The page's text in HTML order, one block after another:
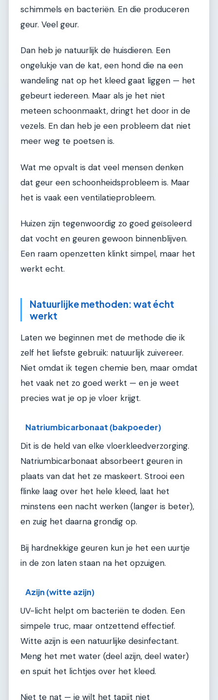
schimmels en bacteriën. En die produceren
geur. Veel geur.
Dan heb je natuurlijk de huisdieren. Een
ongelukje van de kat, een hond die na een
wandeling nat op het kleed gaat liggen — het
gebeurt iedereen. Maar als je het niet
meteen schoonmaakt, dringt het door in de
vezels. En dan heb je een probleem dat niet
meer weg te poetsen is.
Wat me opvalt is dat veel mensen denken
dat geur een schoonheidsprobleem is. Maar
het is vaak een ventilatieprobleem.
Huizen zijn tegenwoordig zo goed geïsoleerd
dat vocht en geuren gewoon binnenblijven.
Een raam openzetten klinkt simpel, maar het
werkt echt.
Natuurlijke methoden: wat écht
werkt
Laten we beginnen met de methode die ik
zelf het liefste gebruik: natuurlijk zuivereer.
Niet omdat ik tegen chemie ben, maar omdat
het vaak net zo goed werkt — en je weet
precies wat je op je vloer krijgt.
Natriumbicarbonaat (bakpoeder)
Dit is de held van elke vloerkleedverzorging.
Natriumbicarbonaat absorbeert geuren in
plaats van dat het ze maskeert. Strooi een
flinke laag over het hele kleed, laat het
minstens een nacht werken (langer is beter),
en zuig het daarna grondig op.
Bij hardnekkige geuren kun je het een uurtje
in de zon laten staan na het opzuigen.
Azijn (witte azijn)
UV-licht helpt om bacteriën te doden. Een
simpele truc, maar ontzettend effectief.
Witte azijn is een natuurlijke desinfectant.
Meng het met water (deel azijn, deel water)
en spuit het lichtjes over het kleed.
Niet te nat — je wilt het tapijt niet